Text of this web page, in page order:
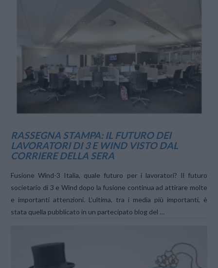
VIEW POST
RASSEGNA STAMPA: IL FUTURO DEI
LAVORATORI DI 3 E WIND VISTO DAL
CORRIERE DELLA SERA
Fusione Wind-3 Italia, quale futuro per i lavoratori? Il futuro
societario di 3 e Wind dopo la fusione continua ad attirare molte
e importanti attenzioni. L’ultima, tra i media più importanti, è
stata quella pubblicato in un partecipato blog del …